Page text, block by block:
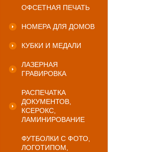
ОФСЕТНАЯ ПЕЧАТЬ
НОМЕРА ДЛЯ ДОМОВ
КУБКИ И МЕДАЛИ
ЛАЗЕРНАЯ
ГРАВИРОВКА
РАСПЕЧАТКА
ДОКУМЕНТОВ,
КСЕРОКС,
ЛАМИНИРОВАНИЕ
ФУТБОЛКИ С ФОТО,
ЛОГОТИПОМ,